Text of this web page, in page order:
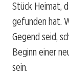
Stück Heimat,
gefunden hat.
Gegend seid,
Beginn einer
sein.